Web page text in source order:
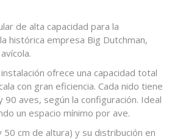
de alta capacidad para la
histórica empresa Big Dutchman,
ofrece una capacidad total
con gran eficiencia. Cada nido tiene
aves, según la configuración. Ideal
un espacio mínimo por ave.
cm de altura) y su distribución en